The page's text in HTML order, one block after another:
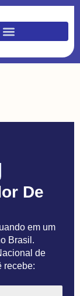
De
em um
Brasil.
de
recebe: